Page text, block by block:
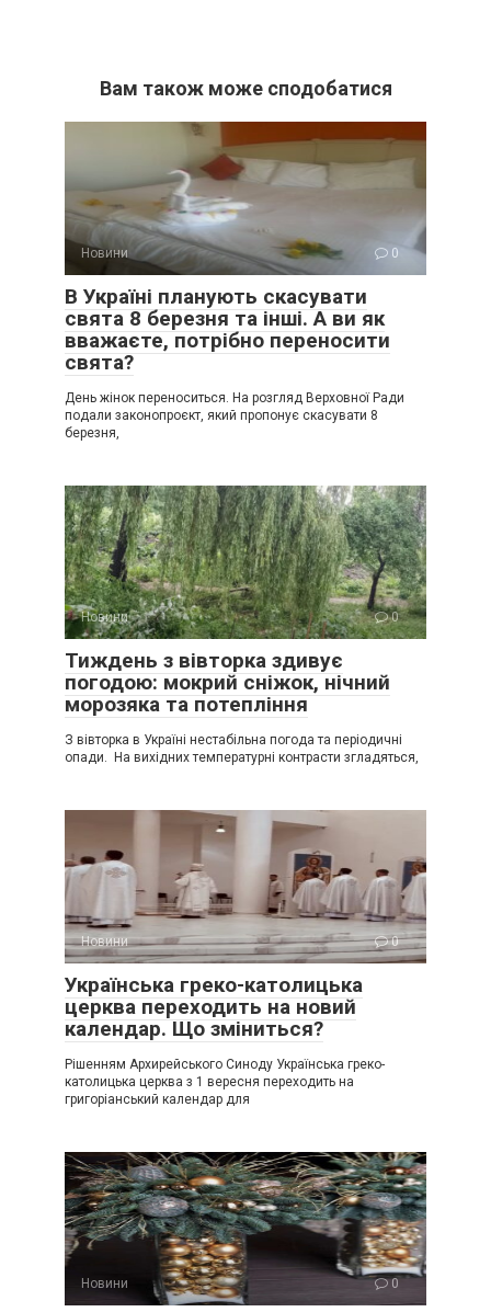
Вам також може сподобатися
Новини 0
В Україні планують скасувати
свята 8 березня та інші. А ви як
вважаєте, потрібно переносити
свята?
День жінок переноситься. На розгляд Верховної Ради
подали законопроєкт, який пропонує скасувати 8
березня,
Новини 0
Тиждень з вівторка здивує
погодою: мокрий сніжок, нічний
морозяка та потепління
З вівторка в Україні нестабільна погода та періодичні
опади. На вихідних температурні контрасти згладяться,
Новини 0
Українська греко-католицька
церква переходить на новий
календар. Що зміниться?
Рішенням Архирейського Синоду Українська греко-
католицька церква з 1 вересня переходить на
григоріанський календар для
Новини 0